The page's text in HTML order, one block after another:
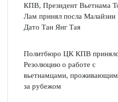
КПВ, Президент Вьетнама
Лам принял посла Малайзии
Дато Тан Янг Тая
Политбюро ЦК КПВ
Резолюцию о работе с
вьетнамцами,
за рубежом